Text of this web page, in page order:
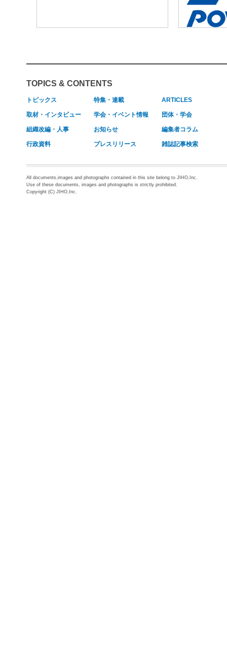
TOPICS & CONTENTS
トピックス 特集・連載 ARTICLES
取材・インタビュー 学会・イベント情報 団体・学会
組織改編・人事 お知らせ 編集者コラム
行政資料 プレスリリース 雑誌記事検索
All documents,images and photographs contained in this site belong to JIHO,Inc.
Use of these documents, images and photographs is strictly prohibited.
Copyright (C) JIHO,Inc.